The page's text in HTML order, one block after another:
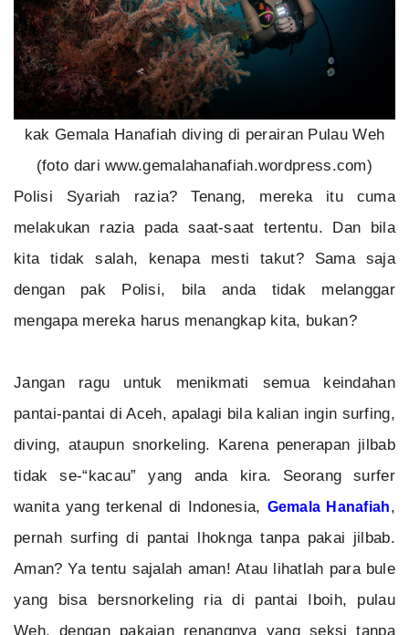
kak Gemala Hanafiah diving di perairan Pulau Weh
(foto dari www.gemalahanafiah.wordpress.com)
Polisi Syariah razia? Tenang, mereka itu cuma
melakukan razia pada saat-saat tertentu. Dan bila
kita tidak salah, kenapa mesti takut? Sama saja
dengan pak Polisi, bila anda tidak melanggar
mengapa mereka harus menangkap kita, bukan?
Jangan ragu untuk menikmati semua keindahan
pantai-pantai di Aceh, apalagi bila kalian ingin surfing,
diving, ataupun snorkeling. Karena penerapan jilbab
tidak se-“kacau” yang anda kira. Seorang surfer
wanita yang terkenal di Indonesia, Gemala Hanafiah,
pernah surfing di pantai lhoknga tanpa pakai jilbab.
Aman? Ya tentu sajalah aman! Atau lihatlah para bule
yang bisa bersnorkeling ria di pantai Iboih, pulau
Weh, dengan pakaian renangnya yang seksi tanpa